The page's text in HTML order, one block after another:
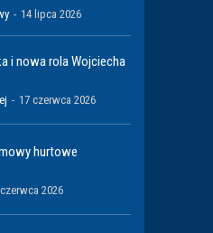
- 14 lipca 2026
i nowa rola Wojciecha
- 17 czerwca 2026
hurtowe
2026